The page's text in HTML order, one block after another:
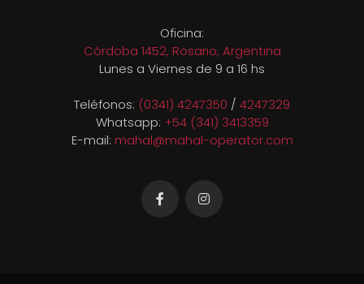
Oficina:
Córdoba 1452, Rosario, Argentina
Lunes a Viernes de 9 a 16 hs
Teléfonos: (0341) 4247350 / 4247329
Whatsapp: +54 (341) 3413359
E-mail: mahal@mahal-operator.com